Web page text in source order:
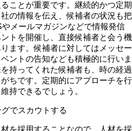
ことが重要です。継続的かつ定期
の情報を伝え、候補者の状況も把
メールマガジンなどで情報発信
トを開催し、直接候補者と会う機
ます。候補者に対してはメッセー
ントの告知なども積極的に行いま
持ってくれた候補者も、時の経過
ちです。定期的にアプローチを行
持できるでしょう。
でスカウトする
を採用することなので、人材を採